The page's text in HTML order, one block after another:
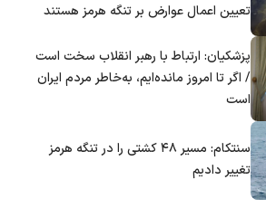
تعیین اعمال عوارض بر تنگه هرمز هستند
پزشکیان: ارتباط با رهبر انقلاب سخت است
/ اگر تا امروز مانده‌ایم، به‌خاطر مردم ایران
است
سنتکام: مسیر ۴۸ کشتی را در تنگه هرمز
تغییر دادیم